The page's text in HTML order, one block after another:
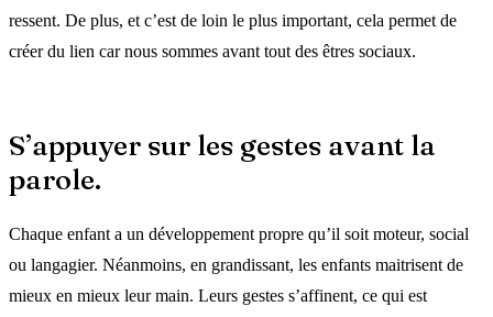
ressent. De plus, et c’est de loin le plus important, cela permet de
créer du lien car nous sommes avant tout des êtres sociaux.
S’appuyer sur les gestes avant la
parole.
Chaque enfant a un développement propre qu’il soit moteur, social
ou langagier. Néanmoins, en grandissant, les enfants maitrisent de
mieux en mieux leur main. Leurs gestes s’affinent, ce qui est